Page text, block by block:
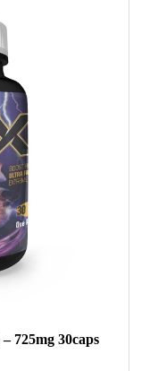
725mg 30caps